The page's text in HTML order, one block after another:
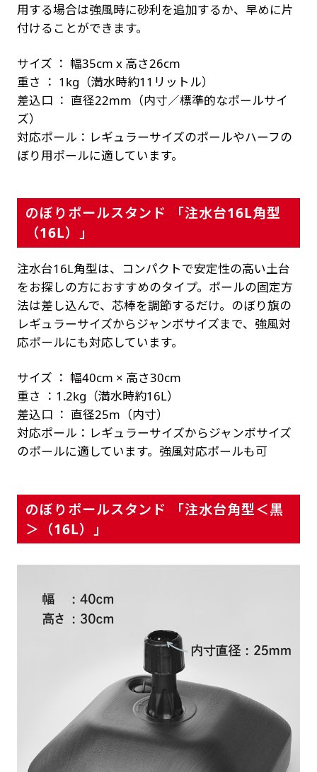
用する場合は強風時に砂利を追加するか、早めに片
付けることができます。
サイズ ： 幅35cm x 高さ26cm
重さ ： 1kg（満水時約11リットル）
差込口 ： 直径22mm（内寸／標準的なポールサイ
ズ）
対応ポール：レギュラーサイズのポールやハーフの
ぼり用ポールに適しています。
のぼりポールスタンド 「注水台16L角型
（16L）」
注水台16L角型は、コンパクトで安定性の高い土台
をお探しの方におすすめのタイプ。ポールの固定方
法は差し込んで、芯棒を調節するだけ。のぼり旗の
レギュラーサイズからジャンボサイズまで、強風対
応ポールにも対応しています。
サイズ ： 幅40cm × 高さ30cm
重さ ：1.2kg（満水時約16L）
差込口 ： 直径25m（内寸）
対応ポール：レギュラーサイズからジャンボサイズ
のポールに適しています。強風対応ポールも可
のぼりポールスタンド 「注水台角型＜黒
＞（16L）」